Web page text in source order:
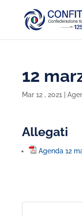
12
Mar 12 , 2021
Allegati
Agenda 12